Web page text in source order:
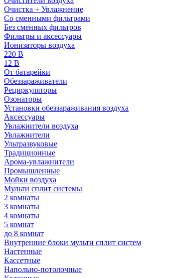
Очистка + Увлажнение
Cо сменными фильтрами
Без сменных фильтров
Фильтры и аксессуары
Ионизаторы воздуха
220 В
12 В
От батарейки
Обеззараживатели
Рециркуляторы
Озонаторы
Установки обеззараживания воздуха
Аксессуары
Увлажнители воздуха
Увлажнители
Ультразвуковые
Традиционные
Арома-увлажнители
Промышленные
Мойки воздуха
Мульти сплит системы
2 комнаты
3 комнаты
4 комнаты
5 комнат
до 8 комнат
Внутренние блоки мульти сплит систем
Настенные
Кассетные
Напольно-потолочные